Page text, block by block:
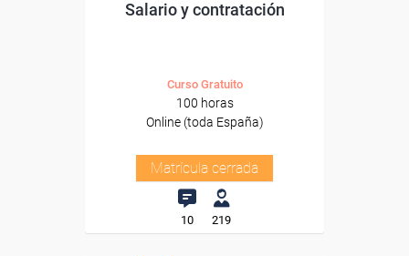
Salario y contratación
Curso Gratuito
100 horas
Online (toda España)
Matrícula cerrada
10 219